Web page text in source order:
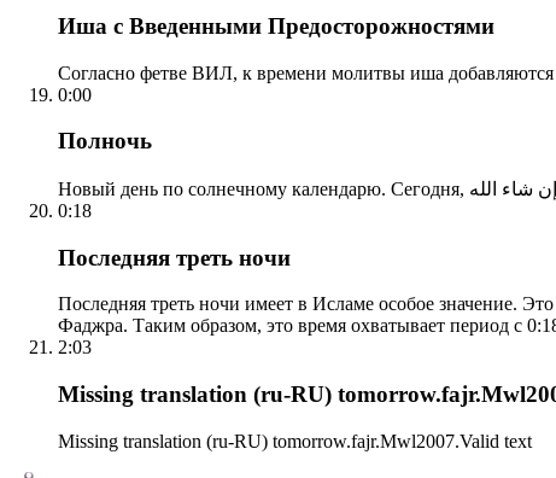
Иша с Введенными Предосторожностями
Согласно фетве ВИЛ, к времени молитвы иша
0:00
Полночь
0:18
Последняя треть ночи
Последняя треть ночи имеет в Исламе особое значение.
Фаджра. Таким образом, это время охватывает период с
2:03
Missing translation (ru-RU)
Missing translation (ru-RU) tomorrow.fajr.Mwl2007.Valid text